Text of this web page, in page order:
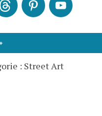
+
ThreadsPinterestYoutube
: Street Art